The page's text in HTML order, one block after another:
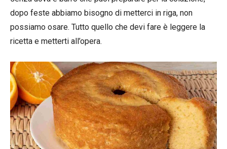
dopo feste abbiamo bisogno di metterci in riga, non
possiamo osare. Tutto quello che devi fare è leggere la
ricetta e metterti all’opera.